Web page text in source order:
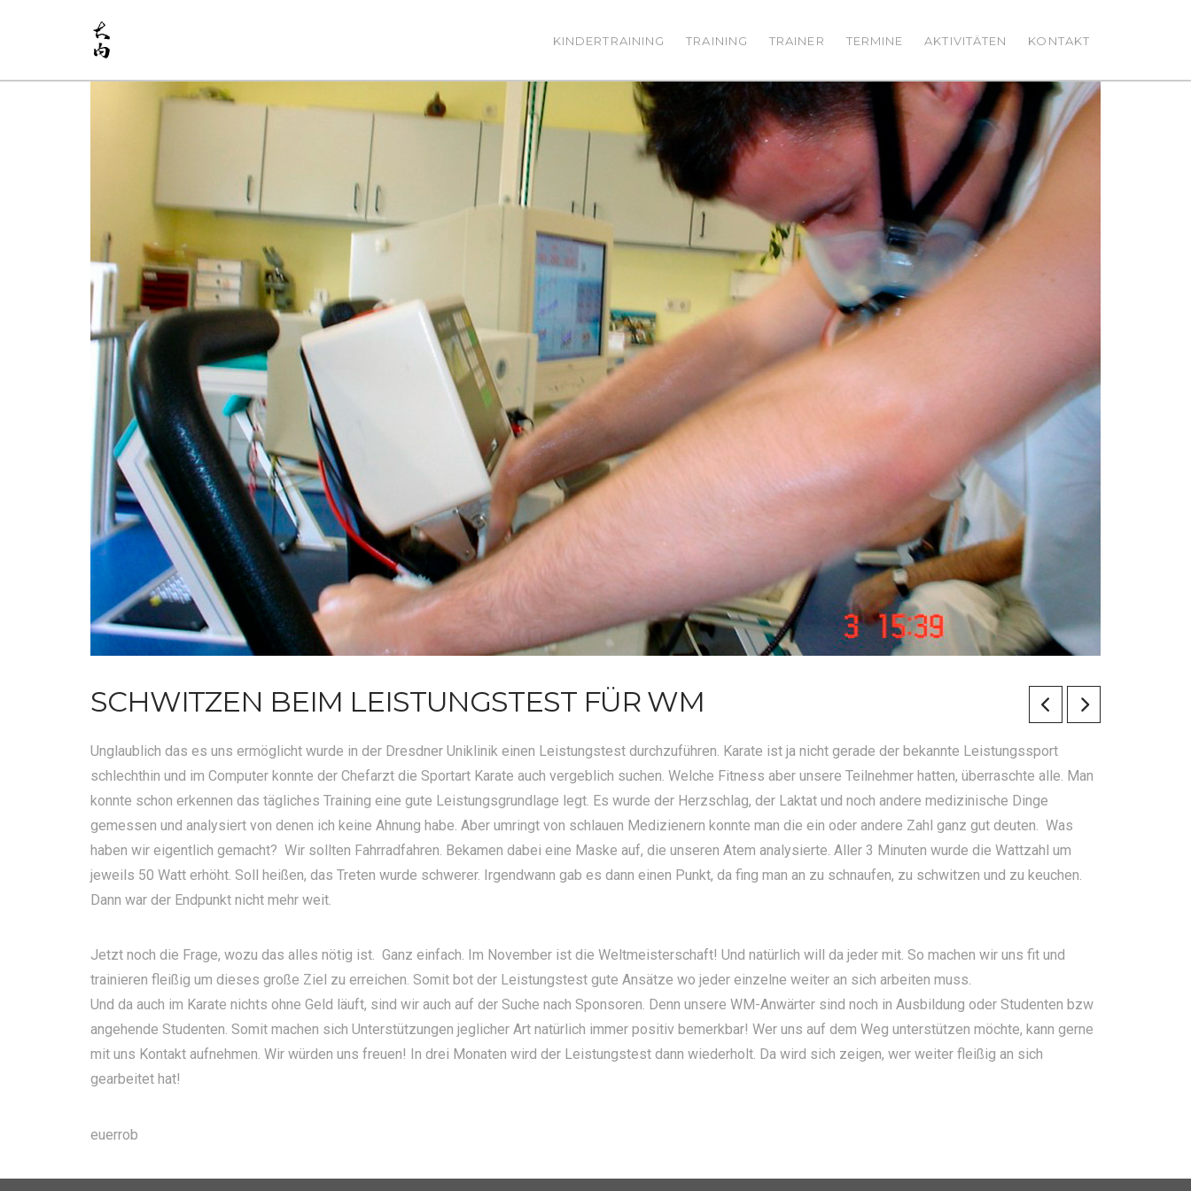
KINDERTRAINING TRAINING TRAINER TERMINE AKTIVITÄTEN KONTAKT
SCHWITZEN BEIM LEISTUNGSTEST FÜR WM
Unglaublich das es uns ermöglicht wurde in der Dresdner Uniklinik einen Leistungstest durchzuführen. Karate ist ja nicht gerade der bekannte Leistungssport
schlechthin und im Computer konnte der Chefarzt die Sportart Karate auch vergeblich suchen. Welche Fitness aber unsere Teilnehmer hatten, überraschte alle. Man
konnte schon erkennen das tägliches Training eine gute Leistungsgrundlage legt. Es wurde der Herzschlag, der Laktat und noch andere medizinische Dinge
gemessen und analysiert von denen ich keine Ahnung habe. Aber umringt von schlauen Medizienern konnte man die ein oder andere Zahl ganz gut deuten. Was
haben wir eigentlich gemacht? Wir sollten Fahrradfahren. Bekamen dabei eine Maske auf, die unseren Atem analysierte. Aller 3 Minuten wurde die Wattzahl um
jeweils 50 Watt erhöht. Soll heißen, das Treten wurde schwerer. Irgendwann gab es dann einen Punkt, da fing man an zu schnaufen, zu schwitzen und zu keuchen.
Dann war der Endpunkt nicht mehr weit.
Jetzt noch die Frage, wozu das alles nötig ist. Ganz einfach. Im November ist die Weltmeisterschaft! Und natürlich will da jeder mit. So machen wir uns fit und
trainieren fleißig um dieses große Ziel zu erreichen. Somit bot der Leistungstest gute Ansätze wo jeder einzelne weiter an sich arbeiten muss.
Und da auch im Karate nichts ohne Geld läuft, sind wir auch auf der Suche nach Sponsoren. Denn unsere WM-Anwärter sind noch in Ausbildung oder Studenten bzw
angehende Studenten. Somit machen sich Unterstützungen jeglicher Art natürlich immer positiv bemerkbar! Wer uns auf dem Weg unterstützen möchte, kann gerne
mit uns Kontakt aufnehmen. Wir würden uns freuen! In drei Monaten wird der Leistungstest dann wiederholt. Da wird sich zeigen, wer weiter fleißig an sich
gearbeitet hat!
euerrob